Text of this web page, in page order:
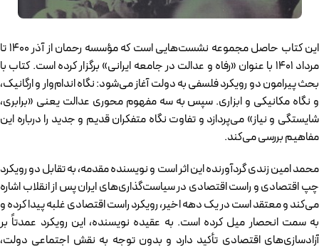
این کتاب حاصل مجموعه نشست‌هایی است که مؤسسه رحمان از آذر ۱۴۰۰ تا
مرداد ۱۴۰۱ با عنوان «رفاه و عدالت در جامعه ایرانی» برگزار کرده است. کتاب با
بحث پیرامون دو رویکرد فلسفی به دولت آغاز می‌شود: نگاه اندام‌وار و ارگانیک،
و نگاه مکانیکی و ابزاری. سپس به سه مفهوم محوری عدالت یعنی «برابری،
شایستگی و نیاز» می‌پردازد و تفاوت نگاه متفکران قدیم و جدید را درباره این
مفاهیم بررسی می‌کند.
محمد امین زندی گردآورنده این اثر است و نویسنده مقدمه، به تقابل دو رویکرد
چپ اقتصادی و راست اقتصادی در سیاست‌گذاری‌های ایران پس از انقلاب اشاره
می‌کند و معتقد است در یک دهه اخیر، رویکرد راست اقتصادی غلبه پیدا کرده و
به سمت انحصار میل کرده است. به عقیده نویسنده، این رویکرد عمدتاً بر
آزادسازی‌های اقتصادی تأکید دارد و بدون توجه به نقش اجتماعی دولت،